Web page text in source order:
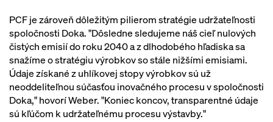
PCF je zároveň dôležitým pilierom stratégie udržateľnosti
spoločnosti Doka. "Dôsledne sledujeme náš cieľ nulových
čistých emisií do roku 2040 a z dlhodobého hľadiska sa
snažíme o stratégiu výrobkov so stále nižšími emisiami.
Údaje získané z uhlíkovej stopy výrobkov sú už
neoddeliteľnou súčasťou inovačného procesu v spoločnosti
Doka," hovorí Weber. "Koniec koncov, transparentné údaje
sú kľúčom k udržateľnému procesu výstavby."